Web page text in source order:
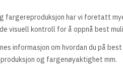
fargereproduksjon har vi foretatt
visuell kontroll for å oppnå best
informasjon om hvordan du på
og fargenøyaktighet mm.